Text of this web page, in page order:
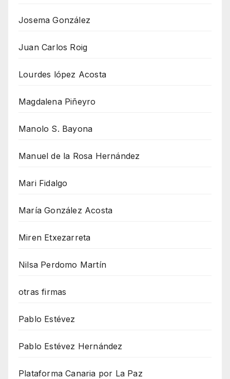
Josema González
Juan Carlos Roig
Lourdes lópez Acosta
Magdalena Piñeyro
Manolo S. Bayona
Manuel de la Rosa Hernández
Mari Fidalgo
María González Acosta
Miren Etxezarreta
Nilsa Perdomo Martín
otras firmas
Pablo Estévez
Pablo Estévez Hernández
Plataforma Canaria por La Paz